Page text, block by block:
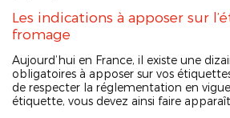
Les indications à apposer sur
fromage
Aujourd’hui en France, il existe une
obligatoires à apposer sur vos
de respecter la réglementation en
étiquette, vous devez ainsi faire